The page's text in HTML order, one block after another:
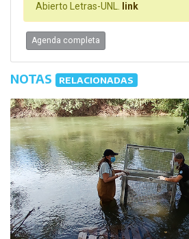
Abierto Letras-UNL. link
Agenda completa
NOTAS RELACIONADAS